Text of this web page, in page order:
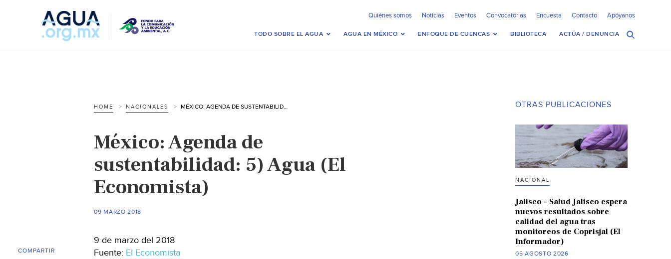
Quiénes somos Noticias Eventos Convocatorias Encuesta Contacto Apóyanos
TODO SOBRE EL AGUA AGUA EN MÉXICO ENFOQUE DE CUENCAS BIBLIOTECA ACTÚA / DENUNCIA
HOME NACIONALES MÉXICO: AGENDA DE SUSTENTABILIDAD: 5) AGUA (EL ECONOMISTA)
México: Agenda de
sustentabilidad: 5) Agua (El
Economista)
09 MARZO 2018
9 de marzo del 2018
Fuente: El Economista
COMPARTIR
OTRAS PUBLICACIONES
NACIONAL
Jalisco – Salud Jalisco espera
nuevos resultados sobre
calidad del agua tras
monitoreos de Coprisjal (El
Informador)
05 AGOSTO 2026